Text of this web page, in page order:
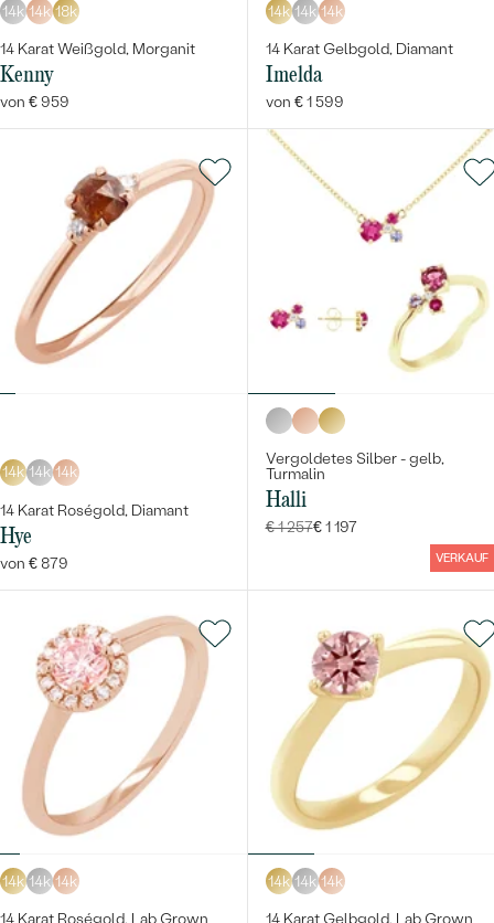
14k 14k 18k
14 Karat Weißgold, Morganit
Kenny
von € 959
14k 14k 14k
14 Karat Gelbgold, Diamant
Imelda
von € 1 599
14k 14k 14k
14 Karat Roségold, Diamant
Hye
von € 879
Vergoldetes Silber - gelb,
Turmalin
Halli
€ 1 257€ 1 197
VERKAUF
14k 14k 14k 14k 14k 14k